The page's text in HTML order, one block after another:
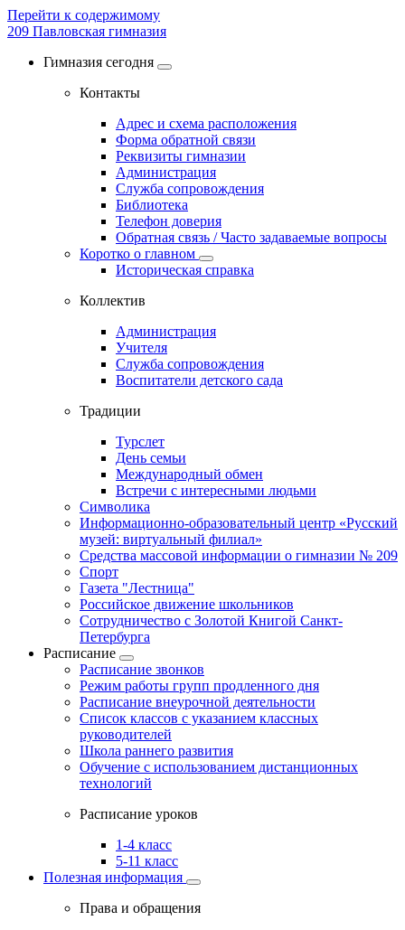
Перейти к содержимому
209 Павловская гимназия
Гимназия сегодня
Контакты
Адрес и схема расположения
Форма обратной связи
Реквизиты гимназии
Администрация
Служба сопровождения
Библиотека
Телефон доверия
Обратная связь / Часто задаваемые вопросы
Коротко о главном
Историческая справка
Коллектив
Администрация
Учителя
Служба сопровождения
Воспитатели детского сада
Традиции
Турслет
День семьи
Международный обмен
Встречи с интересными людьми
Символика
Информационно-образовательный центр «Русский
музей: виртуальный филиал»
Средства массовой информации о гимназии № 209
Спорт
Газета "Лестница"
Российское движение школьников
Сотрудничество с Золотой Книгой Санкт-
Петербурга
Расписание
Расписание звонков
Режим работы групп продленного дня
Расписание внеурочной деятельности
Список классов с указанием классных
руководителей
Школа раннего развития
Обучение с использованием дистанционных
технологий
Расписание уроков
1-4 класс
5-11 класс
Полезная информация
Права и обращения